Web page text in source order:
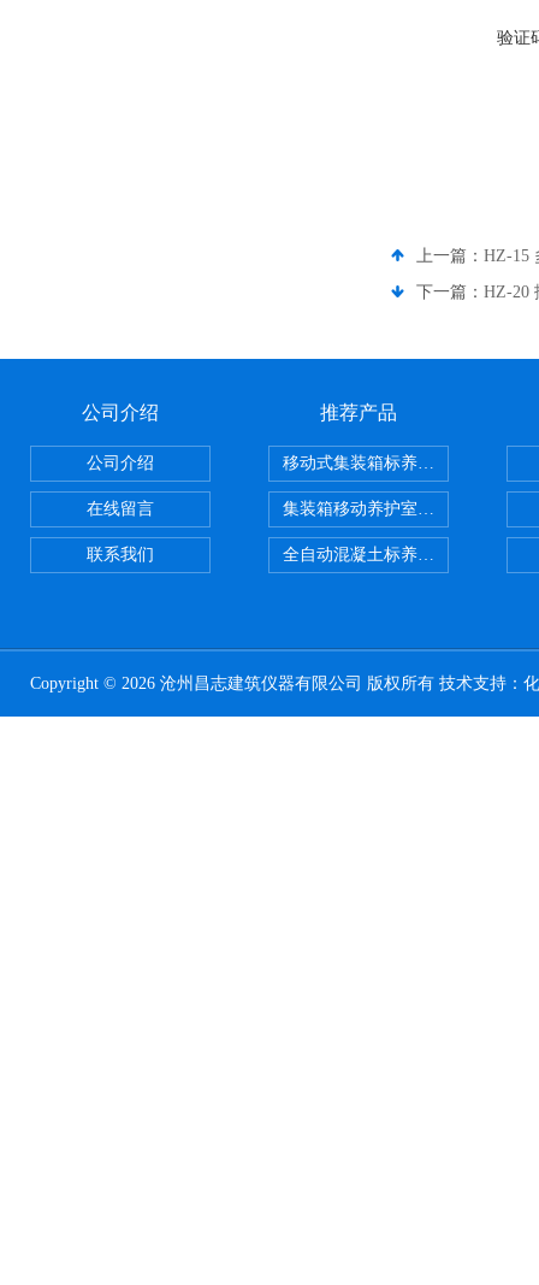
验证
上一篇： HZ-15
下一篇： HZ-20
公司介绍
公司介绍
在线留言
联系我们
推荐产品
移动式集装箱标养室 养护室设备
集装箱移动养护室 标养室
全自动混凝土标养室恒温恒湿设备
Copyright © 2026 沧州昌志建筑仪器有限公司 版权所有 技术支持：